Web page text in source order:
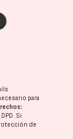
para
. Si
de